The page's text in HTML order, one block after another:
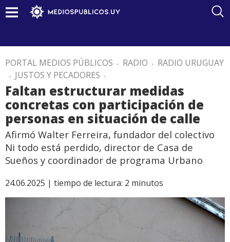
PORTAL MEDIOS PÚBLICOS . RADIO . RADIO URUGUAY
. JUSTOS Y PECADORES .
Faltan estructurar medidas
concretas con participación de
personas en situación de calle
Afirmó Walter Ferreira, fundador del colectivo
Ni todo está perdido, director de Casa de
Sueños y coordinador de programa Urbano
24.06.2025 | tiempo de lectura: 2 minutos